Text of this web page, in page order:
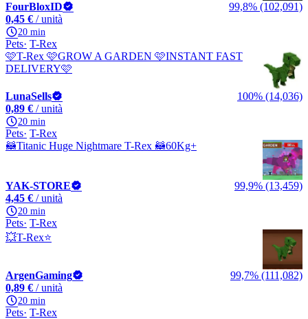
FourBloxID
99,8% (102,091)
0,45 € / unità
20 min
Pets T-Rex
🩷T-Rex 🩷GROW A GARDEN 🩷INSTANT FAST
DELIVERY🩷
LunaSells
100% (14,036)
0,89 € / unità
20 min
Pets T-Rex
🦝Titanic Huge Nightmare T-Rex 🦝60Kg+
YAK-STORE
99,9% (13,459)
4,45 € / unità
20 min
Pets T-Rex
💥T-Rex⭐
ArgenGaming
99,7% (111,082)
0,89 € / unità
20 min
Pets T-Rex